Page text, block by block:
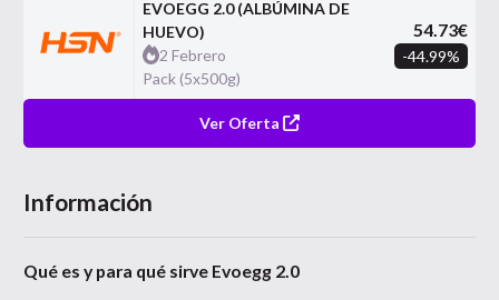
EVOEGG 2.0 (ALBÚMINA DE
HUEVO)
2 Febrero
Pack (5x500g)
54.73€
-44.99%
Ver Oferta
Información
Qué es y para qué sirve Evoegg 2.0